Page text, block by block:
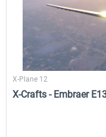
X-Plane 12
X-Crafts - Embraer